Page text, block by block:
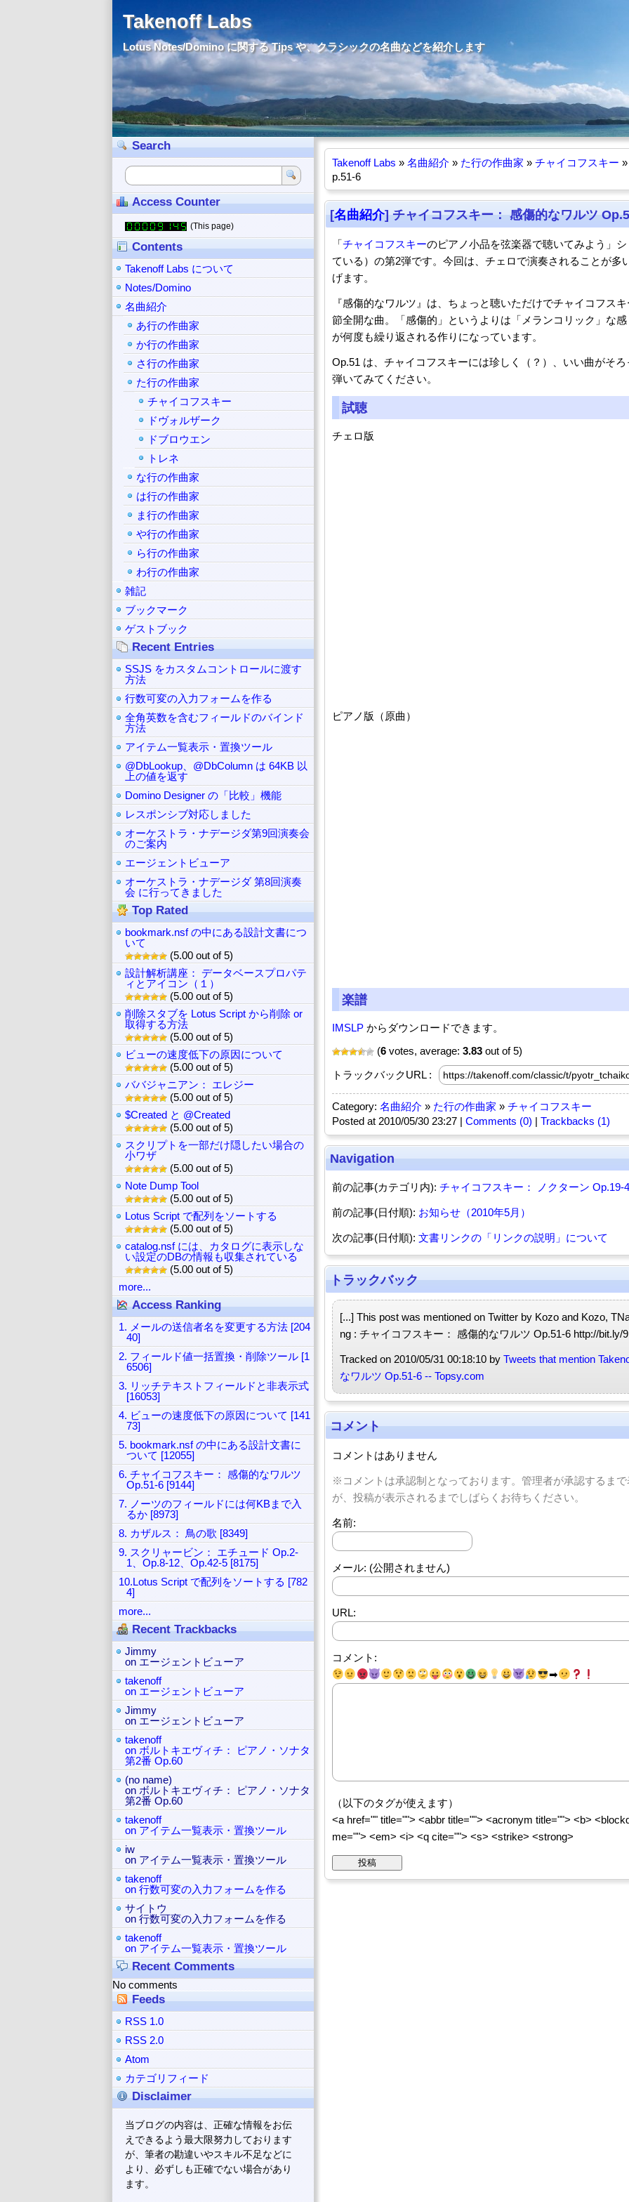
Takenoff Labs
Lotus Notes/Domino に関する Tips や、クラシックの名曲などを紹介します
Takenoff Labs » 名曲紹介 » た行の作曲家 » チャイコフスキー
p.51-6
[名曲紹介] チャイコフスキー： 感傷的なワルツ
「チャイコフスキーのピアノ小品を弦楽器で聴いてみよう」
ている）の第2弾です。今回は、チェロで演奏されることが多
げます。
『感傷的なワルツ』は、ちょっと聴いただけでチャイコフス
節全開な曲。「感傷的」というよりは「メランコリック」な
が何度も繰り返される作りになっています。
Op.51 は、チャイコフスキーには珍しく（？）、いい曲がそ
弾いてみてください。
試聴
チェロ版
ピアノ版（原曲）
楽譜
IMSLPからダウンロードできます。
(6votes, average: 3.83out of 5)
トラックバックURL :
Category: 名曲紹介 » た行の作曲家 » チャイコフスキー
Posted at 2010/05/30 23:27 | Comments (0) | Trackbacks (1)
Navigation
前の記事(カテゴリ内): チャイコフスキー： ノクターン Op.19-4
前の記事(日付順): お知らせ（2010年5月）
次の記事(日付順): 文書リンクの「リンクの説明」について
トラックバック
[...] This post was mentioned on Twitter by Kozo and Kozo,
ng : チャイコフスキー： 感傷的なワルツ Op.51-6 http://bit.ly/
Tracked on 2010/05/31 00:18:10 by Tweets that mention
なワルツ Op.51-6 -- Topsy.com
コメント
コメントはありません
※コメントは承認制となっております。管理者が承認するま
が、投稿が表示されるまでしばらくお待ちください。
名前:
メール: (公開されません)
URL:
コメント:
➡
（以下のタグが使えます）
<a href="" title=""> <abbr title=""> <acronym title=""> <b>
me=""> <em> <i> <q cite=""> <s> <strike> <strong>
Search
Access Counter
(This page)
Contents
Takenoff Labs について
Notes/Domino
名曲紹介
あ行の作曲家
か行の作曲家
さ行の作曲家
た行の作曲家
チャイコフスキー
ドヴォルザーク
ドブロウエン
トレネ
な行の作曲家
は行の作曲家
ま行の作曲家
や行の作曲家
ら行の作曲家
わ行の作曲家
雑記
ブックマーク
ゲストブック
Recent Entries
SSJS をカスタムコントロールに渡す
方法
行数可変の入力フォームを作る
全角英数を含むフィールドのバインド
方法
アイテム一覧表示・置換ツール
@DbLookup、@DbColumn は 64KB 以
上の値を返す
Domino Designer の「比較」機能
レスポンシブ対応しました
オーケストラ・ナデージダ第9回演奏会
のご案内
エージェントビューア
オーケストラ・ナデージダ 第8回演奏
会 に行ってきました
Top Rated
bookmark.nsf の中にある設計文書につ
いて
(5.00 out of 5)
設計解析講座： データベースプロパテ
ィとアイコン（１）
(5.00 out of 5)
削除スタブを Lotus Script から削除 or
取得する方法
(5.00 out of 5)
ビューの速度低下の原因について
(5.00 out of 5)
ババジャニアン： エレジー
(5.00 out of 5)
$Created と @Created
(5.00 out of 5)
スクリプトを一部だけ隠したい場合の
小ワザ
(5.00 out of 5)
Note Dump Tool
(5.00 out of 5)
Lotus Script で配列をソートする
(5.00 out of 5)
catalog.nsf には、カタログに表示しな
い設定のDBの情報も収集されている
(5.00 out of 5)
more...
Access Ranking
1. メールの送信者名を変更する方法 [204
40]
2. フィールド値一括置換・削除ツール [1
6506]
3. リッチテキストフィールドと非表示式
[16053]
4. ビューの速度低下の原因について [141
73]
5. bookmark.nsf の中にある設計文書に
ついて [12055]
6. チャイコフスキー： 感傷的なワルツ
Op.51-6 [9144]
7. ノーツのフィールドには何KBまで入
るか [8973]
8. カザルス： 鳥の歌 [8349]
9. スクリャービン： エチュード Op.2-
1、Op.8-12、Op.42-5 [8175]
10.Lotus Script で配列をソートする [782
4]
more...
Recent Trackbacks
Jimmy
on エージェントビューア
takenoff
on エージェントビューア
Jimmy
on エージェントビューア
takenoff
on ボルトキエヴィチ： ピアノ・ソナタ
第2番 Op.60
(no name)
on ボルトキエヴィチ： ピアノ・ソナタ
第2番 Op.60
takenoff
on アイテム一覧表示・置換ツール
iw
on アイテム一覧表示・置換ツール
takenoff
on 行数可変の入力フォームを作る
サイトウ
on 行数可変の入力フォームを作る
takenoff
on アイテム一覧表示・置換ツール
Recent Comments
No comments
Feeds
RSS 1.0
RSS 2.0
Atom
カテゴリフィード
Disclaimer
当ブログの内容は、正確な情報をお伝
えできるよう最大限努力しております
が、筆者の勘違いやスキル不足などに
より、必ずしも正確でない場合があり
ます。